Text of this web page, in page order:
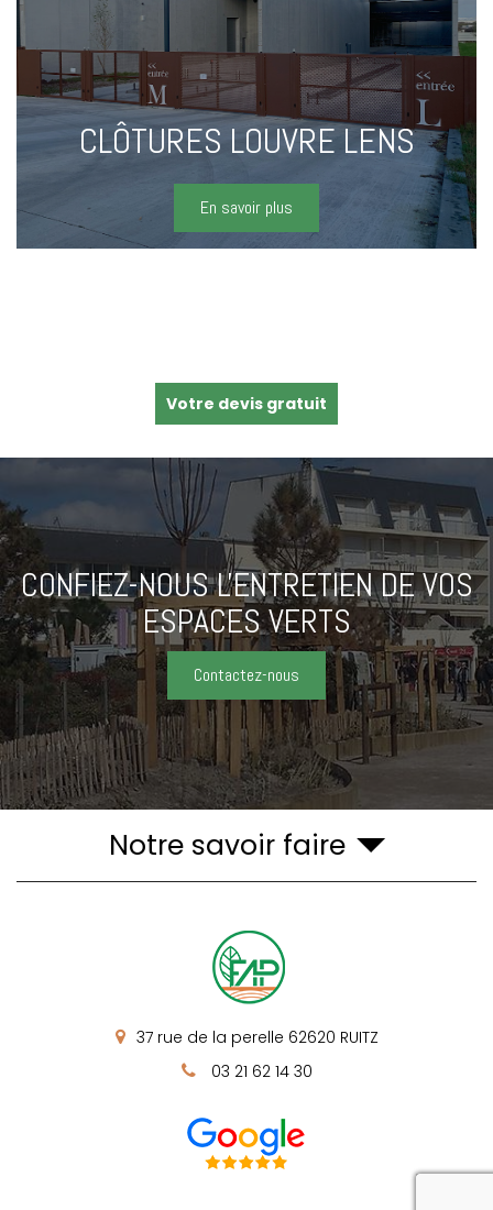
CLÔTURES LOUVRE LENS
En savoir plus
Votre devis gratuit
CONFIEZ-NOUS L'ENTRETIENDE VOS
ESPACES VERTS
Contactez-nous
Notre savoir faire
37 rue de la perelle 62620 RUITZ
03 21 62 14 30